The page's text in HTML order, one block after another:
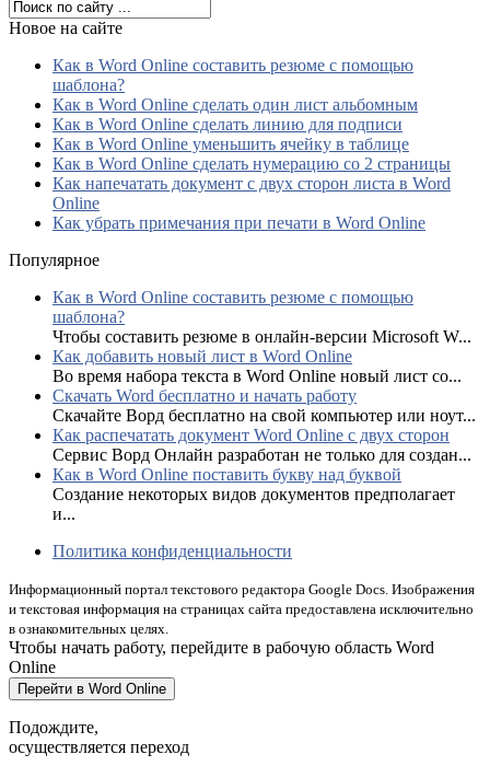
Новое на сайте
Как в Word Online составить резюме с помощью
шаблона?
Как в Word Online сделать один лист альбомным
Как в Word Online сделать линию для подписи
Как в Word Online уменьшить ячейку в таблице
Как в Word Online сделать нумерацию со 2 страницы
Как напечатать документ с двух сторон листа в Word
Online
Как убрать примечания при печати в Word Online
Популярное
Как в Word Online составить резюме с помощью
шаблона?
Чтобы составить резюме в онлайн-версии Microsoft W...
Как добавить новый лист в Word Online
Во время набора текста в Word Online новый лист со...
Скачать Word бесплатно и начать работу
Скачайте Ворд бесплатно на свой компьютер или ноут...
Как распечатать документ Word Online с двух сторон
Сервис Ворд Онлайн разработан не только для создан...
Как в Word Online поставить букву над буквой
Создание некоторых видов документов предполагает
и...
Политика конфиденциальности
Информационный портал текстового редактора Google Docs. Изображения
и текстовая информация на страницах сайта предоставлена исключительно
в ознакомительных целях.
Чтобы начать работу, перейдите в рабочую область Word
Online
Перейти в Word Online
Подождите,
осуществляется переход